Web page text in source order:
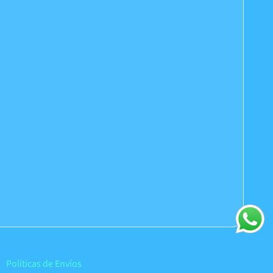
Políticas de Envíos